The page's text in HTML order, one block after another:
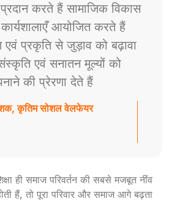
प्रदान करते हैं सामाजिक विकास
आयोजित करते हैं
एवं प्रकृति से जुड़ाव को बढ़ावा
एवं सनातन मूल्यों को
की प्रेरणा देते हैं
कृतिम सोशल वेलफेयर
ही समाज परिवर्तन की सबसे मजबूत नींव
हैं, तो पूरा परिवार और समाज आगे बढ़ता